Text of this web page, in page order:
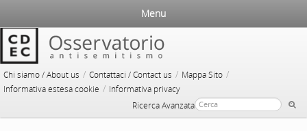
Chi siamo / About us / Contattaci / Contact us / Mappa Sito /
Informativa estesa cookie / Informativa privacy
Ricerca Avanzata
Menu